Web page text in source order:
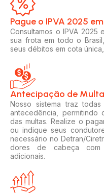
Pague o IPVA 2025
Consultamos o IPVA 2025
sua frota em todo o
seus débitos em cota
Antecipação de
Nosso sistema traz
antecedência,
das multas. Realize o
ou indique seus
necessário no Detran/
dores de cabeça com
adicionais.